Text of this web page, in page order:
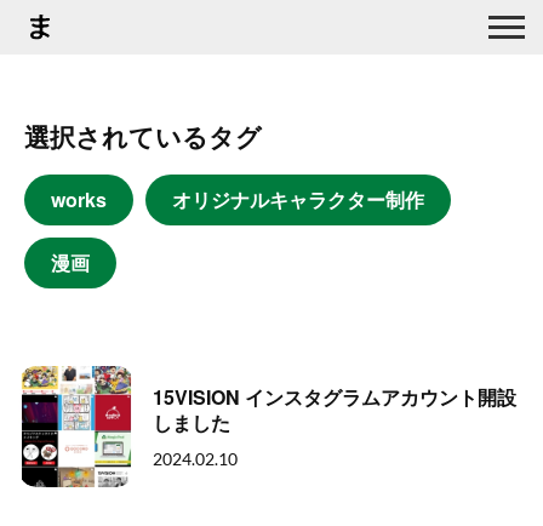
選択されているタグ
works オリジナルキャラクター制作
漫画
15VISION インスタグラムアカウント開設
しました
2024.02.10